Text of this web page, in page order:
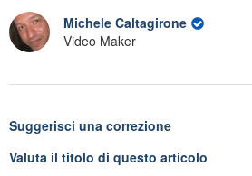
Michele Caltagirone
Video Maker
Suggerisci una correzione
Valuta il titolo di questo articolo